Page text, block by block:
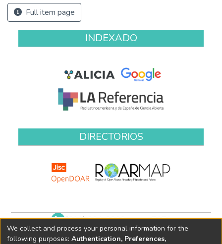
Full item page
INDEXADO
DIRECTORIOS
(511) 204-9900 anexo 7171
biblioteca@oefa.gob.pe
We collect and process your personal information for the
following purposes: Authentication, Preferences,